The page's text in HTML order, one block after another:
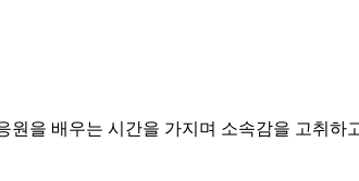
원을 배우는 시간을 가지며 소속감을 고취하